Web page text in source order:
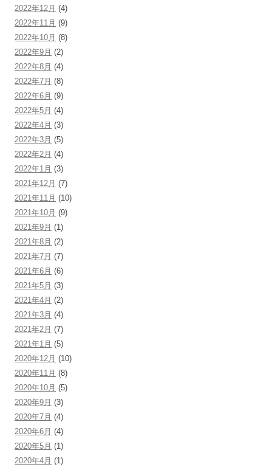
2022年12月 (4)
2022年11月 (9)
2022年10月 (8)
2022年9月 (2)
2022年8月 (4)
2022年7月 (8)
2022年6月 (9)
2022年5月 (4)
2022年4月 (3)
2022年3月 (5)
2022年2月 (4)
2022年1月 (3)
2021年12月 (7)
2021年11月 (10)
2021年10月 (9)
2021年9月 (1)
2021年8月 (2)
2021年7月 (7)
2021年6月 (6)
2021年5月 (3)
2021年4月 (2)
2021年3月 (4)
2021年2月 (7)
2021年1月 (5)
2020年12月 (10)
2020年11月 (8)
2020年10月 (5)
2020年9月 (3)
2020年7月 (4)
2020年6月 (4)
2020年5月 (1)
2020年4月 (1)